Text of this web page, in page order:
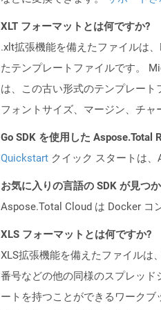
XLT フォーマットとは何ですか?
.xlt拡張機能を備えたファイルは
たテンプレートファイルです。
は、この古い形式のテンプレート
フォントサイズ、マージン、チャ
Go SDK を使用した Aspose.Total
Quickstart クイック スタートは
お気に入りの言語の SDK が見つ
Aspose.Total Cloud は Docker コ
XLS フォーマットとは何ですか?
XLS拡張機能を備えたファイルは
番号などの他の同様のスプレッ
ートを持つことができるワーク